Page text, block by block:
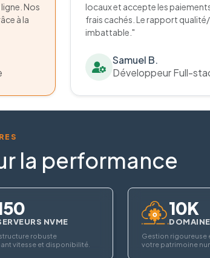
Nos
à la
locaux et accepte les
frais cachés. Le rapport
imbattable."
Samuel B.
Développeur Full-
la performance
NVME
robuste
vitesse et disponibilité.
10K
Gestion rigoureuse
votre patrimoine